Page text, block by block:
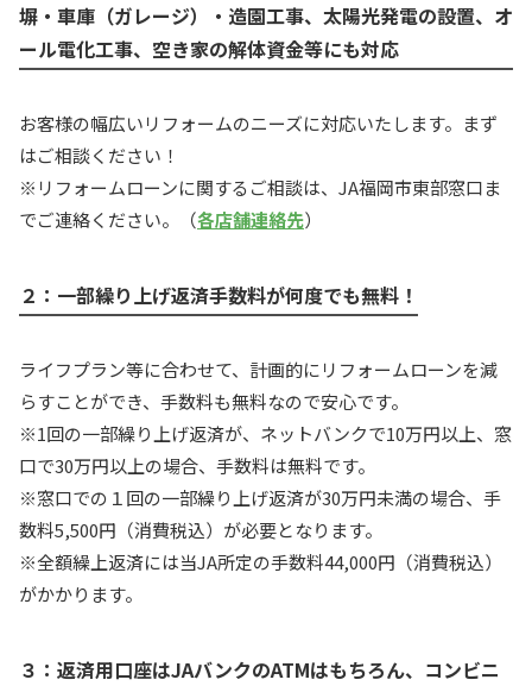
塀・車庫（ガレージ）・造園工事、太陽光発電の設置、オ
ール電化工事、空き家の解体資金等にも対応
お客様の幅広いリフォームのニーズに対応いたします。まず
はご相談ください！
※リフォームローンに関するご相談は、JA福岡市東部窓口ま
でご連絡ください。（各店舗連絡先）
２：一部繰り上げ返済手数料が何度でも無料！
ライフプラン等に合わせて、計画的にリフォームローンを減
らすことができ、手数料も無料なので安心です。
※1回の一部繰り上げ返済が、ネットバンクで10万円以上、窓
口で30万円以上の場合、手数料は無料です。
※窓口での１回の一部繰り上げ返済が30万円未満の場合、手
数料5,500円（消費税込）が必要となります。
※全額繰上返済には当JA所定の手数料44,000円（消費税込）
がかかります。
３：返済用口座はJAバンクのATMはもちろん、コンビニ